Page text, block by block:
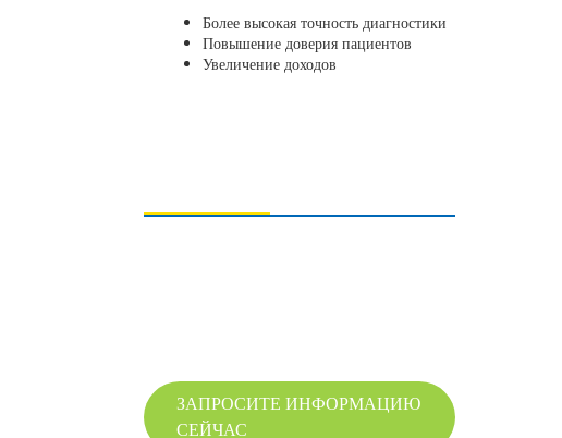
Более высокая точность диагностики
Повышение доверия пациентов
Увеличение доходов
ЗАПРОСИТЕ ИНФОРМАЦИЮ
СЕЙЧАС